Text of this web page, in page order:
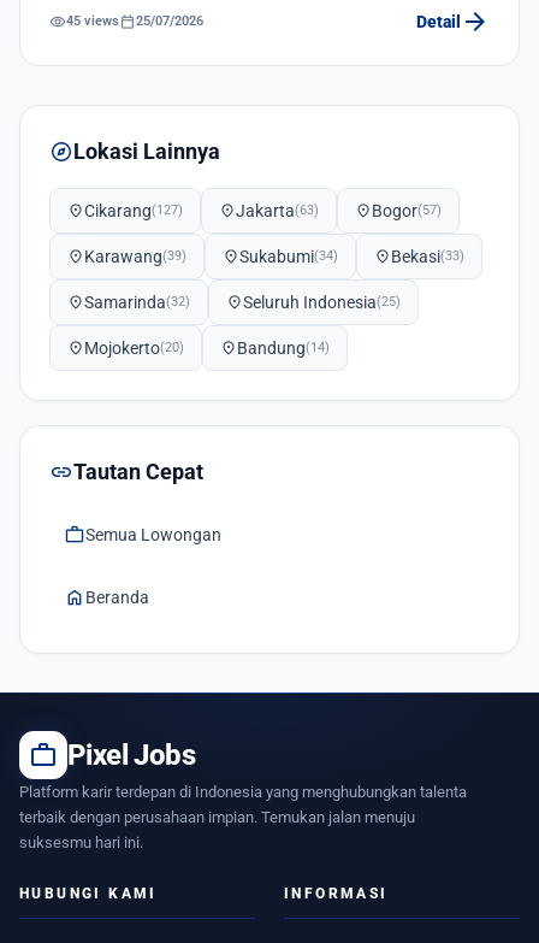
visibility45 views calendar_today25/07/2026 Detail arrow_forward
exploreLokasi Lainnya
location_onCikarang(127) location_onJakarta(63) location_onBogor(57)
location_onKarawang(39) location_onSukabumi(34) location_onBekasi(33)
location_onSamarinda(32) location_onSeluruh Indonesia(25)
location_onMojokerto(20) location_onBandung(14)
linkTautan Cepat
workSemua Lowongan
home Beranda
work Pixel Jobs
Platform karir terdepan di Indonesia yang menghubungkan talenta
terbaik dengan perusahaan impian. Temukan jalan menuju
suksesmu hari ini.
HUBUNGI KAMI INFORMASI